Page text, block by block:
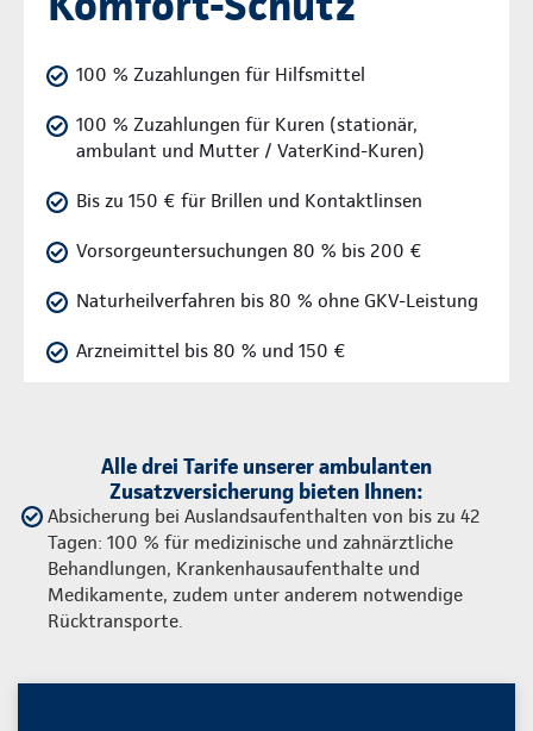
100 % Zuzahlungen für Hilfsmittel
100 % Zuzahlungen für Kuren (stationär,
ambulant und Mutter / VaterKind-Kuren)
Bis zu 150 € für Brillen und Kontaktlinsen
Vorsorgeuntersuchungen 80 % bis 200 €
Naturheilverfahren bis 80 % ohne GKV-Leistung
Arzneimittel bis 80 % und 150 €
Alle drei Tarife unserer ambulanten
Zusatzversicherung bieten Ihnen:
Absicherung bei Auslandsaufenthalten von bis zu 42
Tagen: 100 % für medizinische und zahnärztliche
Behandlungen, Krankenhausaufenthalte und
Medikamente, zudem unter anderem notwendige
Rücktransporte.